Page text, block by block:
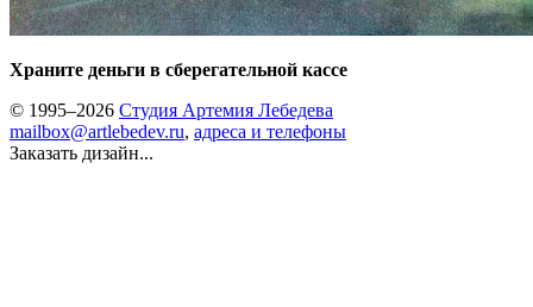
Храните деньги в сберегательной кассе
© 1995–2026 Студия Артемия Лебедева
mailbox@artlebedev.ru, адреса и телефоны
Заказать дизайн...